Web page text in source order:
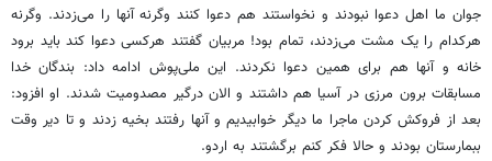
جوان ما اهل دعوا نبودند و نخواستند هم دعوا کنند وگرنه آنها را می‌زدند. وگرنه
هرکدام را یک مشت می‌زدند، تمام بود! مربیان گفتند هرکسی دعوا کند باید برود
خانه و آنها هم برای همین دعوا نکردند. این ملی‌پوش ادامه داد: بندگان خدا
مسابقات برون مرزی در آسیا هم داشتند و الان درگیر مصدومیت شدند. او افزود:
بعد از فروکش کردن ماجرا ما دیگر خوابیدیم و آنها رفتند بخیه زدند و تا دیر وقت
ببمارستان بودند و حالا فکر کنم برگشتند به اردو.